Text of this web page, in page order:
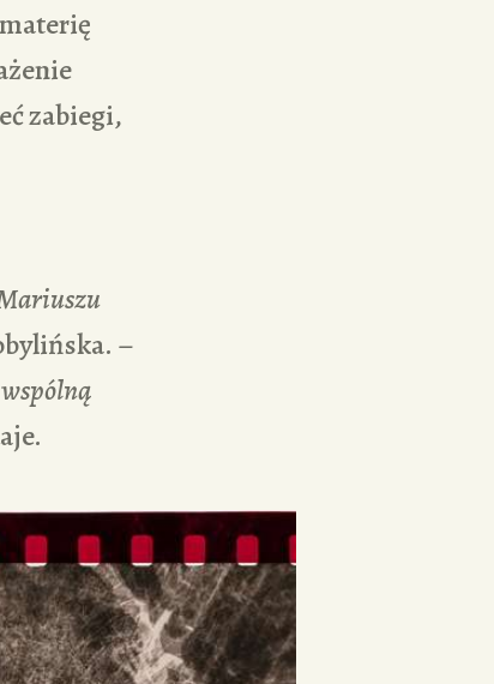
zabiegi,
–